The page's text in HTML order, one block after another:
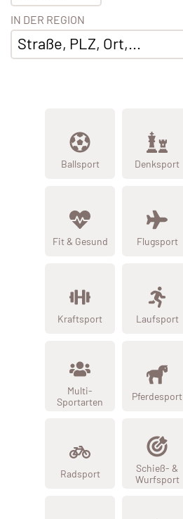
IN DER REGION
Straße, PLZ, Ort,...
Ballsport Denksport
Fit & Gesund Flugsport
Kraftsport Laufsport
Multi-
Sportarten
Pferdesport
Radsport
Schieß- &
Wurfsport